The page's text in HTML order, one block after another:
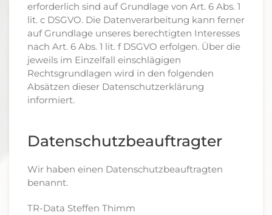
erforderlich sind auf Grundlage von Art. 6 Abs. 1
lit. c DSGVO. Die Datenverarbeitung kann ferner
auf Grundlage unseres berechtigten Interesses
nach Art. 6 Abs. 1 lit. f DSGVO erfolgen. Über die
jeweils im Einzelfall einschlägigen
Rechtsgrundlagen wird in den folgenden
Absätzen dieser Datenschutzerklärung
informiert.
Datenschutz­beauftragter
Wir haben einen Datenschutzbeauftragten
benannt.
TR-Data Steffen Thimm